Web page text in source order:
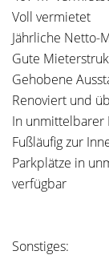
Voll vermietet
Jährliche Netto-
Gute
Gehobene
Renoviert und
In unmittelbarer
Fußläufig zur
Parkplätze in
verfügbar
Sonstiges: